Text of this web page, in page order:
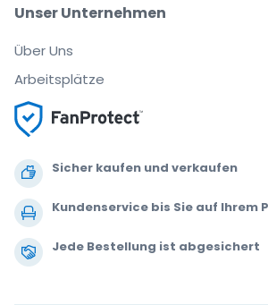
Sicher kaufen und verkaufen
Kundenservice bis Sie auf Ihrem
Jede Bestellung ist abgesichert
Unser Unternehmen
Über Uns
Arbeitsplätze